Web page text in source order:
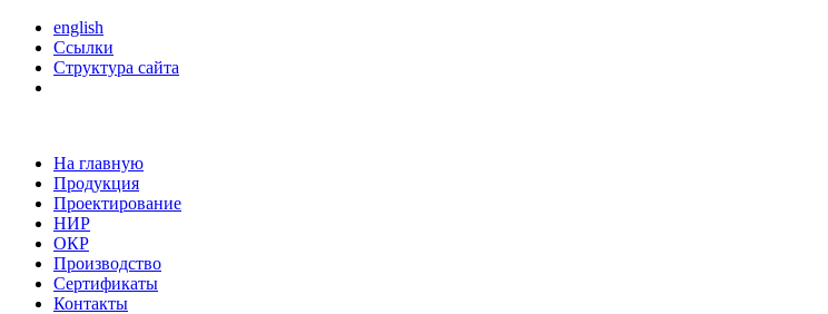
english
Ссылки
Структура сайта
На главную
Продукция
Проектирование
НИР
ОКР
Производство
Сертификаты
Контакты